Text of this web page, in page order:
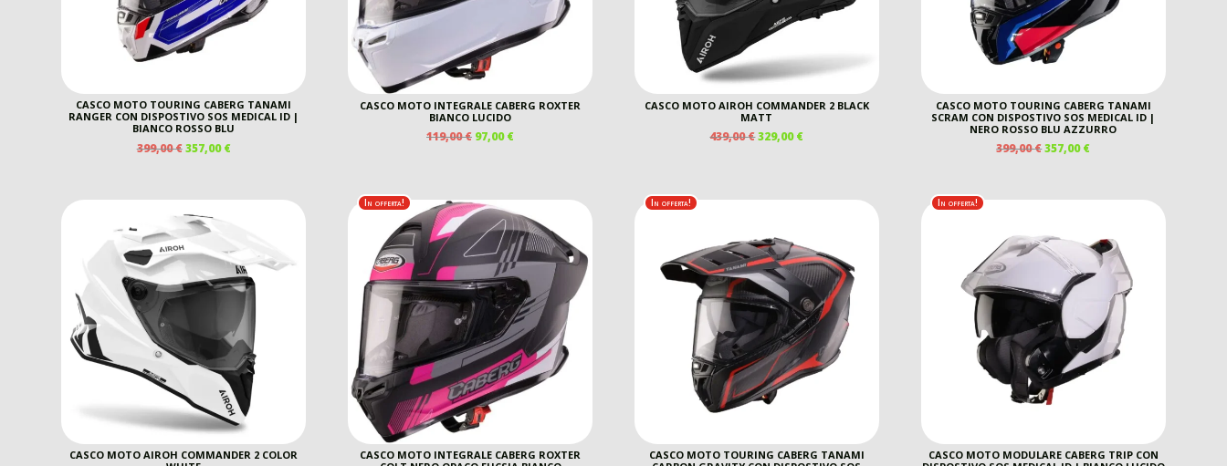
CASCO MOTO TOURING CABERG TANAMI
RANGER CON DISPOSTIVO SOS MEDICAL ID |
BIANCO ROSSO BLU
399,00€IL
399,00 €.
357,00€IL
CASCO MOTO INTEGRALE CABERG ROXTER
BIANCO LUCIDO
119,00€ IL
119,00 €.
97,00€IL
97,00 €.
CASCO MOTO AIROH COMMANDER 2 BLACK
MATT
439,00€IL
439,00 €.
329,00€IL
329,00 €.
CASCO MOTO TOURING CABERG TANAMI
SCRAM CON DISPOSTIVO SOS MEDICAL ID |
NERO ROSSO BLU AZZURRO
399,00€IL
357,00€IL
CASCO MOTO AIROH COMMANDER 2 COLOR
In offerta!
CASCO MOTO INTEGRALE CABERG ROXTER
In offerta!
CASCO MOTO TOURING CABERG TANAMI
In offerta!
CASCO MOTO MODULARE CABERG TRIP CON